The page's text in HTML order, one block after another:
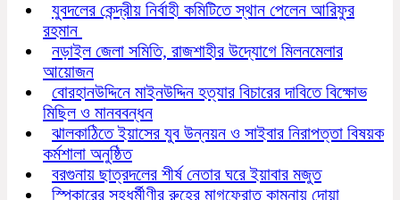
যুবদলের কেন্দ্রীয় নির্বাহী কমিটিতে স্থান পেলেন আরিফুর
রহমান
নড়াইল জেলা সমিতি, রাজশাহীর উদ্যোগে মিলনমেলার
আয়োজন
বোরহানউদ্দিনে মাইনউদ্দিন হত্যার বিচারের দাবিতে বিক্ষোভ
মিছিল ও মানববন্ধন
ঝালকাঠিতে ইয়াসের যুব উন্নয়ন ও সাইবার নিরাপত্তা বিষয়ক
কর্মশালা অনুষ্ঠিত
বরগুনায় ছাত্রদলের শীর্ষ নেতার ঘরে ইয়াবার মজুত
স্পিকারের সহধর্মীণীর রুহের মাগফেরাত কামনায় দোয়া